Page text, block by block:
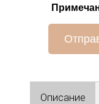
Описание